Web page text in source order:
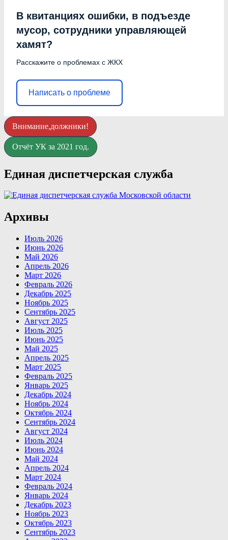
В квитанциях ошибки, в подъезде
мусор, сотрудники управляющей
хамят?
Расскажите о проблемах с ЖКХ
Написать о проблеме
Внимание,должники!
Отчёт УК за 2021 год.
Единая диспетчерская служба
Архивы
Июль 2026
Июнь 2026
Май 2026
Апрель 2026
Март 2026
Февраль 2026
Декабрь 2025
Ноябрь 2025
Сентябрь 2025
Август 2025
Июль 2025
Июнь 2025
Май 2025
Апрель 2025
Март 2025
Февраль 2025
Январь 2025
Декабрь 2024
Ноябрь 2024
Октябрь 2024
Сентябрь 2024
Август 2024
Июль 2024
Июнь 2024
Май 2024
Апрель 2024
Март 2024
Февраль 2024
Январь 2024
Декабрь 2023
Ноябрь 2023
Октябрь 2023
Сентябрь 2023